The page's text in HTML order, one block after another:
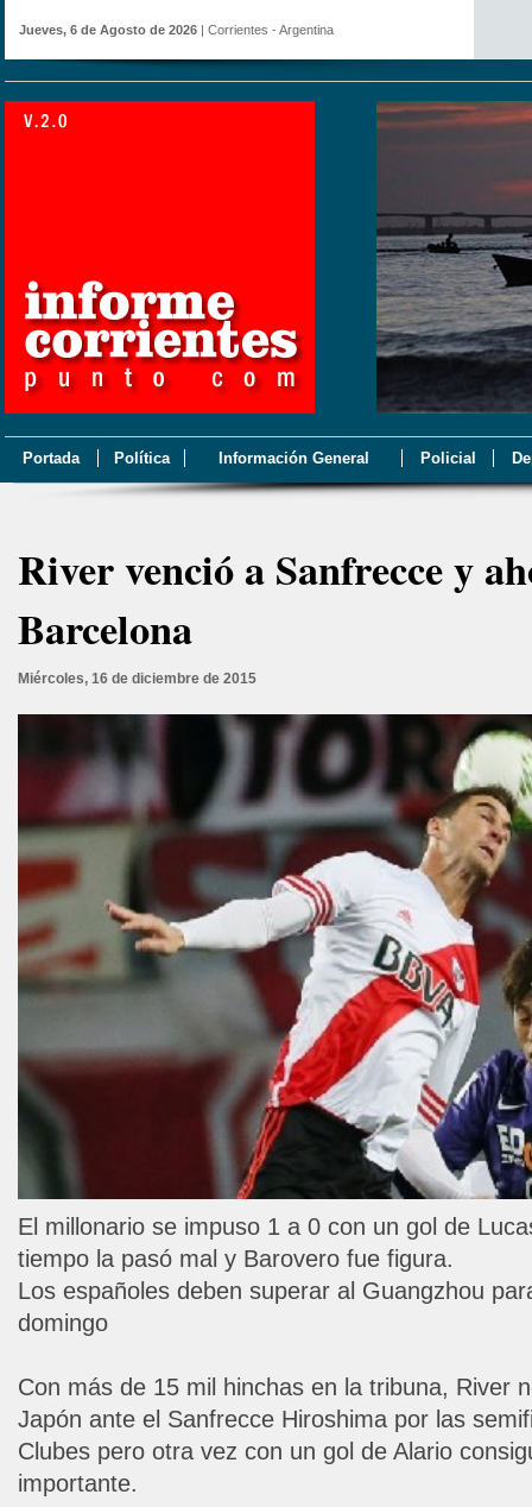
Jueves, 6 de Agosto de 2026 | Corrientes - Argentina
Portada Política Información General Policial
River venció a Sanfrecce y
Barcelona
Miércoles, 16 de diciembre de 2015
El millonario se impuso 1 a 0 con un gol de
tiempo la pasó mal y Barovero fue figura.
Los españoles deben superar al Guangzhou
domingo
Con más de 15 mil hinchas en la tribuna, River
Japón ante el Sanfrecce Hiroshima por las
Clubes pero otra vez con un gol de Alario
importante.